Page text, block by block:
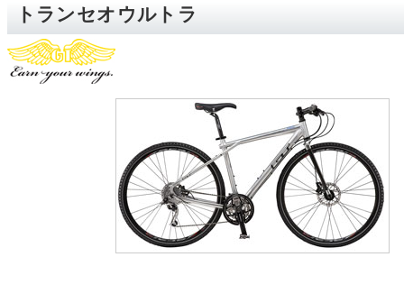
トランセオウルトラ